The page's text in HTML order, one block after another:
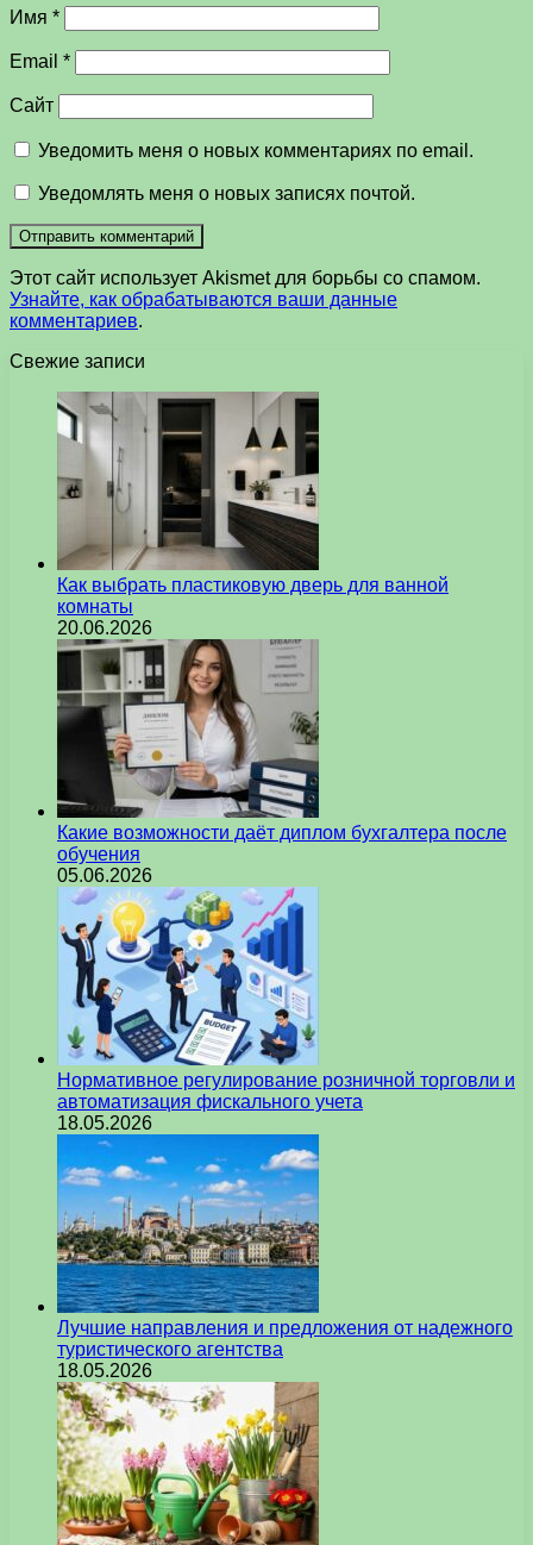
Имя *
Email *
Сайт
Уведомить меня о новых комментариях по email.
Уведомлять меня о новых записях почтой.
Этот сайт использует Akismet для борьбы со спамом.
Узнайте, как обрабатываются ваши данные
комментариев.
Свежие записи
Как выбрать пластиковую дверь для ванной
комнаты
20.06.2026
Какие возможности даёт диплом бухгалтера после
обучения
05.06.2026
Нормативное регулирование розничной торговли и
автоматизация фискального учета
18.05.2026
Лучшие направления и предложения от надежного
туристического агентства
18.05.2026